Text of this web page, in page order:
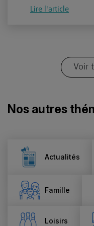
Lire l'article
Voir
Nos autres
Actualités
Famille
Loisirs